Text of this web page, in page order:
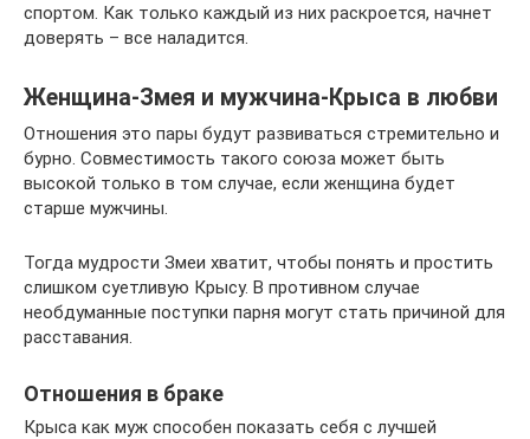
спортом. Как только каждый из них раскроется, начнет
доверять – все наладится.
Женщина-Змея и мужчина-Крыса в любви
Отношения это пары будут развиваться стремительно и
бурно. Совместимость такого союза может быть
высокой только в том случае, если женщина будет
старше мужчины.
Тогда мудрости Змеи хватит, чтобы понять и простить
слишком суетливую Крысу. В противном случае
необдуманные поступки парня могут стать причиной для
расставания.
Отношения в браке
Крыса как муж способен показать себя с лучшей